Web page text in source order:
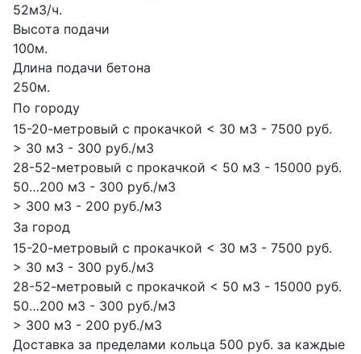
52м3/ч.
Высота подачи
100м.
Длина подачи бетона
250м.
По городу
15-20-метровый с прокачкой < 30 м3 - 7500 руб.
> 30 м3 - 300 руб./м3
28-52-метровый с прокачкой < 50 м3 - 15000 руб.
50…200 м3 - 300 руб./м3
> 300 м3 - 200 руб./м3
За город
15-20-метровый с прокачкой < 30 м3 - 7500 руб.
> 30 м3 - 300 руб./м3
28-52-метровый с прокачкой < 50 м3 - 15000 руб.
50…200 м3 - 300 руб./м3
> 300 м3 - 200 руб./м3
Доставка за пределами кольца 500 руб. за каждые